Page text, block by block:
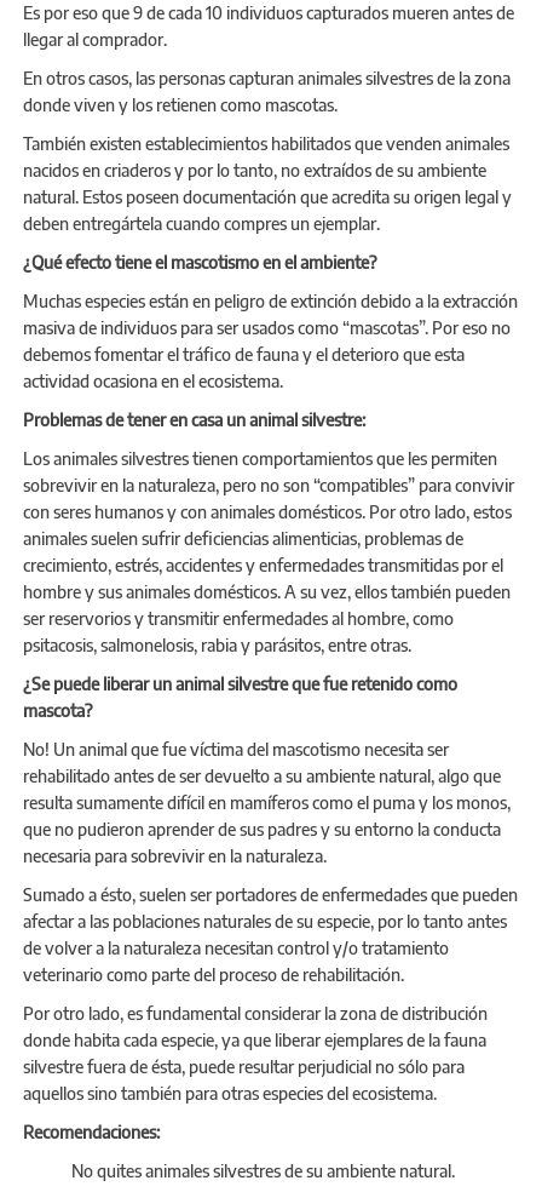
Es por eso que 9 de cada 10 individuos capturados mueren antes de
llegar al comprador.
En otros casos, las personas capturan animales silvestres de la zona
donde viven y los retienen como mascotas.
También existen establecimientos habilitados que venden animales
nacidos en criaderos y por lo tanto, no extraídos de su ambiente
natural. Estos poseen documentación que acredita su origen legal y
deben entregártela cuando compres un ejemplar.
¿Qué efecto tiene el mascotismo en el ambiente?
Muchas especies están en peligro de extinción debido a la extracción
masiva de individuos para ser usados como “mascotas”. Por eso no
debemos fomentar el tráfico de fauna y el deterioro que esta
actividad ocasiona en el ecosistema.
Problemas de tener en casa un animal silvestre:
Los animales silvestres tienen comportamientos que les permiten
sobrevivir en la naturaleza, pero no son “compatibles” para convivir
con seres humanos y con animales domésticos. Por otro lado, estos
animales suelen sufrir deficiencias alimenticias, problemas de
crecimiento, estrés, accidentes y enfermedades transmitidas por el
hombre y sus animales domésticos. A su vez, ellos también pueden
ser reservorios y transmitir enfermedades al hombre, como
psitacosis, salmonelosis, rabia y parásitos, entre otras.
¿Se puede liberar un animal silvestre que fue retenido como
mascota?
No! Un animal que fue víctima del mascotismo necesita ser
rehabilitado antes de ser devuelto a su ambiente natural, algo que
resulta sumamente difícil en mamíferos como el puma y los monos,
que no pudieron aprender de sus padres y su entorno la conducta
necesaria para sobrevivir en la naturaleza.
Sumado a ésto, suelen ser portadores de enfermedades que pueden
afectar a las poblaciones naturales de su especie, por lo tanto antes
de volver a la naturaleza necesitan control y/o tratamiento
veterinario como parte del proceso de rehabilitación.
Por otro lado, es fundamental considerar la zona de distribución
donde habita cada especie, ya que liberar ejemplares de la fauna
silvestre fuera de ésta, puede resultar perjudicial no sólo para
aquellos sino también para otras especies del ecosistema.
Recomendaciones:
No quites animales silvestres de su ambiente natural.